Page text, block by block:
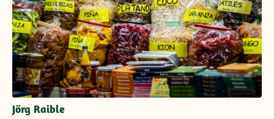
Jörg Raible